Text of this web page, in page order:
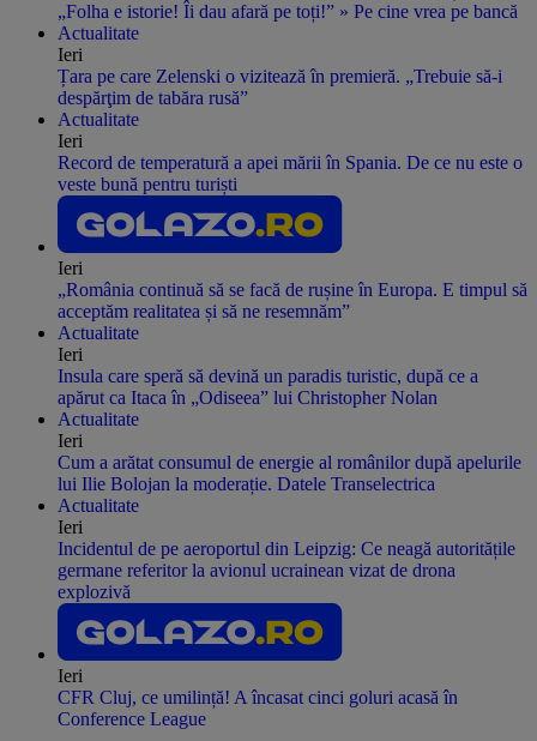
„Folha e istorie! Îi dau afară pe toți!” » Pe cine vrea pe bancă
Actualitate
Ieri
Țara pe care Zelenski o vizitează în premieră. „Trebuie să-i
despărţim de tabăra rusă”
Actualitate
Ieri
Record de temperatură a apei mării în Spania. De ce nu este o
veste bună pentru turiști
Ieri
„România continuă să se facă de rușine în Europa. E timpul să
acceptăm realitatea și să ne resemnăm”
Actualitate
Ieri
Insula care speră să devină un paradis turistic, după ce a
apărut ca Itaca în „Odiseea” lui Christopher Nolan
Actualitate
Ieri
Cum a arătat consumul de energie al românilor după apelurile
lui Ilie Bolojan la moderație. Datele Transelectrica
Actualitate
Ieri
Incidentul de pe aeroportul din Leipzig: Ce neagă autoritățile
germane referitor la avionul ucrainean vizat de drona
explozivă
Ieri
CFR Cluj, ce umilință! A încasat cinci goluri acasă în
Conference League